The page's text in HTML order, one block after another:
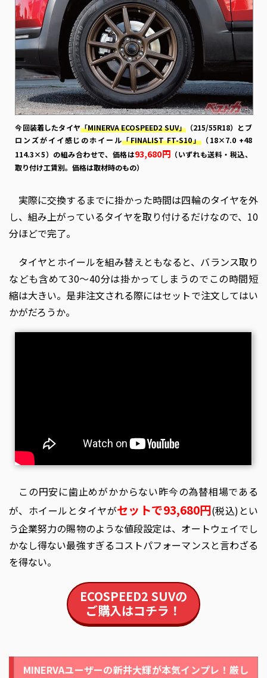
今回装着したタイヤ「MINERVA ECOSPEED2 SUV」（215/55R18）とブ
ロンズがイイ感じのホイール「FINALIST FT-S10」（18×7.0 +48
114.3×5）の組み合わせで、価格は93,680円 （いずれも送料・税込、
取り付け工賃別。価格は取材時のもの）
実際に交換するまでに掛かった時間は四輪のタイヤを外
し、組み上がっているタイヤを取り付けるだけなので、10
分ほどで完了。
タイヤとホイールを組み替えともなると、バランス取り
なども含めて30〜40分は掛かってしまうのでこの時間短
縮は大きい。是非注文される際にはセットで注文してはい
かがだろうか。
この円安に歯止めがかからない昨今の為替相場である
が、ホイールとタイヤがセットで93,680円(税込)とい
う企業努力の賜物のような値段設定は、オートウェイでし
かなし得ない最強すぎるコストパフォーマンスと言わざる
を得ない。
ECOSPEED2 SUVの
ご購入はコチラ！
MINERVAユーザーの新井大輝が本気インプレ！厳し